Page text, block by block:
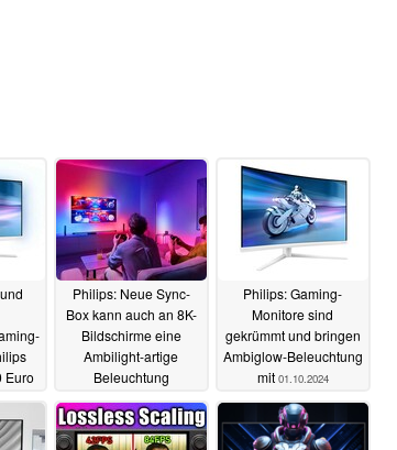
Euro
Philips: Neue Sync-
Box kann auch an 8K-
Bildschirme eine
Ambilight-artige
Beleuchtung
07.10.2024
Philips: Gaming-
Monitore sind
gekrümmt und bringen
Ambiglow-Beleuchtung
mit 01.10.2024